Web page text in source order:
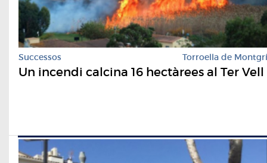
Successos Torroella de Montgrí
Un incendi calcina 16 hectàrees al Ter Vell